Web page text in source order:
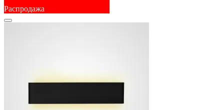
Распродажа